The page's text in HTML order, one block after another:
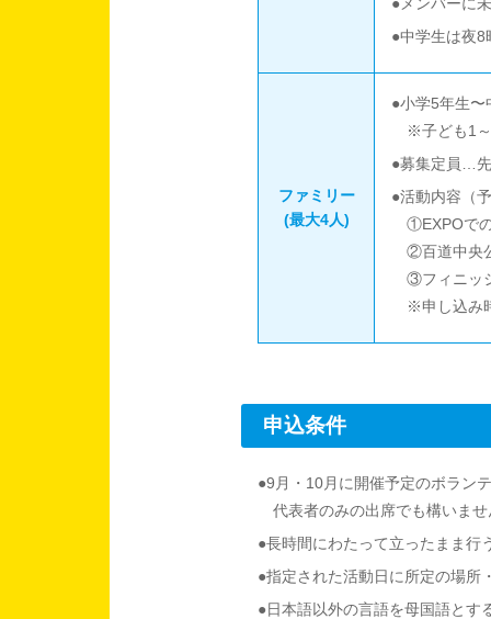
●中学生は夜8
ファミリー
(最大4人)
●小学5年生〜
※子ども1
●募集定員…
●活動内容（
①EXPOで
②百道中央
③フィニッ
※申し込み
申込条件
●9月・10月に開催予定のボラン
代表者のみの出席でも構いませ
●長時間にわたって立ったまま行
●指定された活動日に所定の場所
●日本語以外の言語を母国語とす